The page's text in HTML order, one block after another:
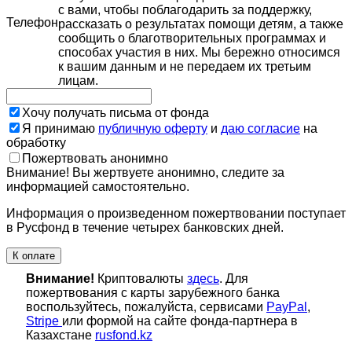
Телефон
с вами, чтобы поблагодарить за поддержку,
рассказать о результатах помощи детям, а также
сообщить о благотворительных программах и
способах участия в них. Мы бережно относимся
к вашим данным и не передаем их третьим
лицам.
Хочу получать письма от фонда
Я принимаю публичную оферту и даю согласие на
обработку
Пожертвовать анонимно
Внимание! Вы жертвуете анонимно, следите за
информацией самостоятельно.
Информация о произведенном пожертвовании поступает
в Русфонд в течение четырех банковских дней.
К оплате
Внимание! Криптовалюты здесь. Для
пожертвования с карты зарубежного банка
воспользуйтесь, пожалуйста, сервисами PayPal ,
Stripe или формой на сайте фонда-партнера в
Казахстане rusfond.kz